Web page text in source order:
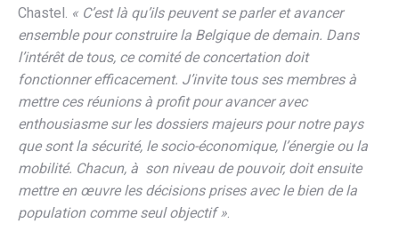
Chastel. « C’est là qu’ils peuvent se parler et avancer
ensemble pour construire la Belgique de demain. Dans
l’intérêt de tous, ce comité de concertation doit
fonctionner efficacement. J’invite tous ses membres à
mettre ces réunions à profit pour avancer avec
enthousiasme sur les dossiers majeurs pour notre pays
que sont la sécurité, le socio-économique, l’énergie ou la
mobilité. Chacun, à son niveau de pouvoir, doit ensuite
mettre en œuvre les décisions prises avec le bien de la
population comme seul objectif ».